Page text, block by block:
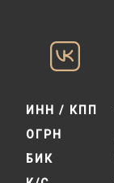
ИНН / КПП
ОГРН
БИК